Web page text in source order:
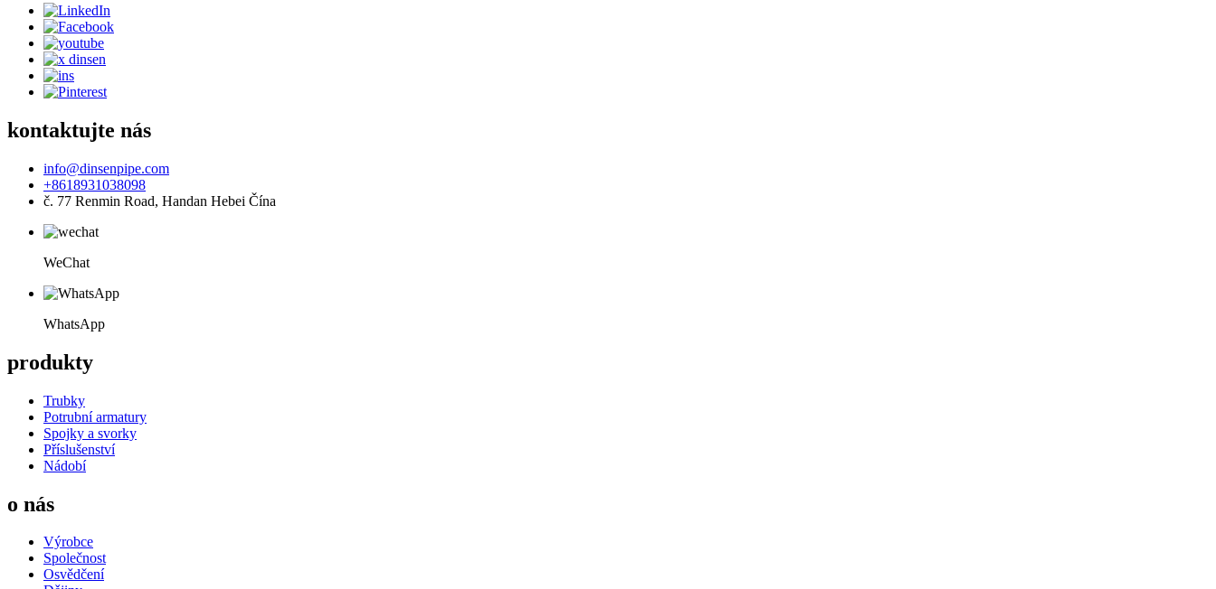
kontaktujte nás
info@dinsenpipe.com
+8618931038098
č. 77 Renmin Road, Handan Hebei Čína
WeChat
WhatsApp
produkty
Trubky
Potrubní armatury
Spojky a svorky
Příslušenství
Nádobí
o nás
Výrobce
Společnost
Osvědčení